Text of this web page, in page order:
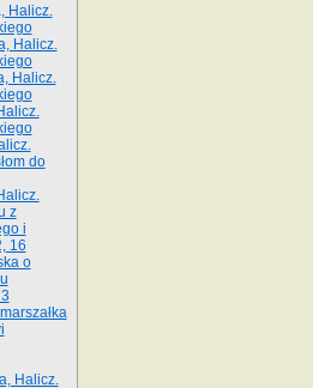
Halicz.
Halicz.
Halicz.
do
z
i
16
o
Halicz.